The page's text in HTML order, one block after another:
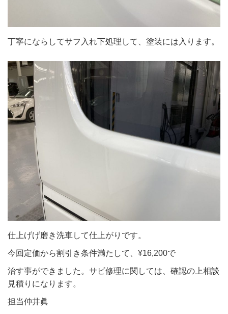
丁寧にならしてサフ入れ下処理して、塗装には入ります。
仕上げげ磨き洗車して仕上がりです。
今回定価から割引き条件満たして、¥16,200で
治す事ができました。サビ修理に関しては、確認の上相談
見積りになります。
担当仲井眞